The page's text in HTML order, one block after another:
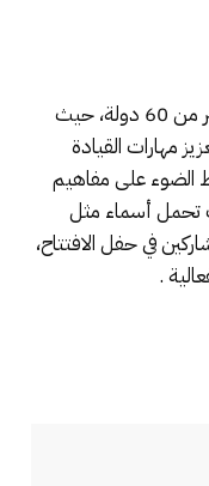
تميز الحدث بمشاركة قادة شباب من أكثر من 60 دولة، حيث
مهارات القيادة
الضوء على مفاهيم
تحمل أسماء مثل
في حفل الافتتاح،
.